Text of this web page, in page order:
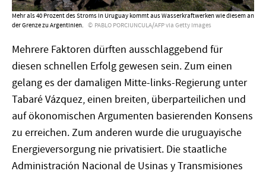
Mehr als 40 Prozent des Stroms in Uruguay kommt aus Wasserkraftwerken wie diesem an
der Grenze zu Argentinien.
PABLO PORCIUNCULA/AFP via Getty Images
Mehrere Faktoren dürften ausschlaggebend für
diesen schnellen Erfolg gewesen sein. Zum einen
gelang es der damaligen Mitte-links-Regierung unter
Tabaré Vázquez, einen breiten, überparteilichen und
auf ökonomischen Argumenten basierenden Konsens
zu erreichen. Zum anderen wurde die uruguayische
Energieversorgung nie privatisiert. Die staatliche
Administración Nacional de Usinas y Transmisiones